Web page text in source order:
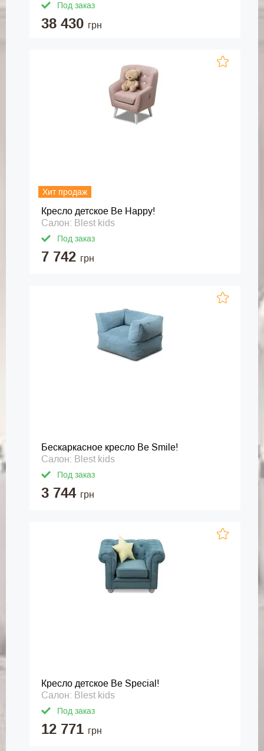
Под заказ
38 430 грн
Хит продаж
Кресло детское Be Happy!
Салон: Blest kids
Под заказ
7 742 грн
Бескаркасное кресло Be Smile!
Салон: Blest kids
Под заказ
3 744 грн
Кресло детское Be Special!
Салон: Blest kids
Под заказ
12 771 грн